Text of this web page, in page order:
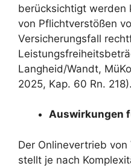
berücksichtigt werden
von Pflichtverstößen
Versicherungsfall
Langheid/Wandt,
2025, Kap. 60 Rn. 218).
Auswirkungen
Der Onlinevertrieb
stellt je nach